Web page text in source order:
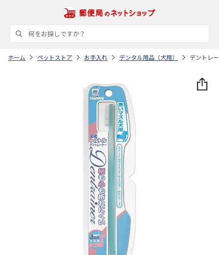
ホーム ペットストア お手入れ デンタル用品（犬用） デントレ